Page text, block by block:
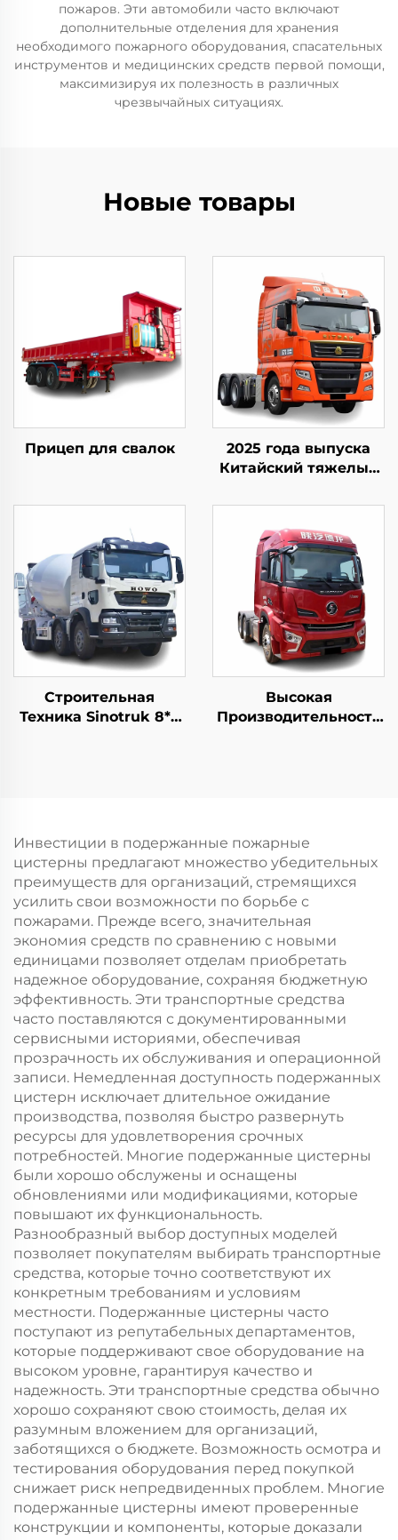
пожаров. Эти автомобили часто включают
дополнительные отделения для хранения
необходимого пожарного оборудования, спасательных
инструментов и медицинских средств первой помощи,
максимизируя их полезность в различных
чрезвычайных ситуациях.
Новые товары
Прицеп для свалок
2025 года выпуска
Китайский тяжелый
4x2 6x4 тягач в
наличии для
продажи
Строительная
Техника Sinotruk 8*4
Высокая
Производительность
Инвестиции в подержанные пожарные
цистерны предлагают множество убедительных
преимуществ для организаций, стремящихся
усилить свои возможности по борьбе с
пожарами. Прежде всего, значительная
экономия средств по сравнению с новыми
единицами позволяет отделам приобретать
надежное оборудование, сохраняя бюджетную
эффективность. Эти транспортные средства
часто поставляются с документированными
сервисными историями, обеспечивая
прозрачность их обслуживания и операционной
записи. Немедленная доступность подержанных
цистерн исключает длительное ожидание
производства, позволяя быстро развернуть
ресурсы для удовлетворения срочных
потребностей. Многие подержанные цистерны
были хорошо обслужены и оснащены
обновлениями или модификациями, которые
повышают их функциональность.
Разнообразный выбор доступных моделей
позволяет покупателям выбирать транспортные
средства, которые точно соответствуют их
конкретным требованиям и условиям
местности. Подержанные цистерны часто
поступают из репутабельных департаментов,
которые поддерживают свое оборудование на
высоком уровне, гарантируя качество и
надежность. Эти транспортные средства обычно
хорошо сохраняют свою стоимость, делая их
разумным вложением для организаций,
заботящихся о бюджете. Возможность осмотра и
тестирования оборудования перед покупкой
снижает риск непредвиденных проблем. Многие
подержанные цистерны имеют проверенные
конструкции и компоненты, которые доказали